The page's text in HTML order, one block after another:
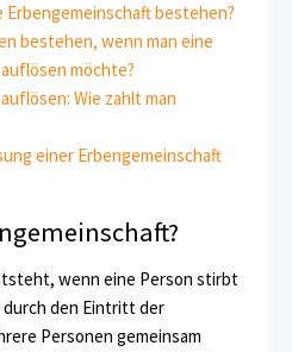
Erbengemeinschaft bestehen?
bestehen, wenn man eine
möchte?
Wie zahlt man
einer Erbengemeinschaft
wenn eine Person stirbt
den Eintritt der
Personen gemeinsam